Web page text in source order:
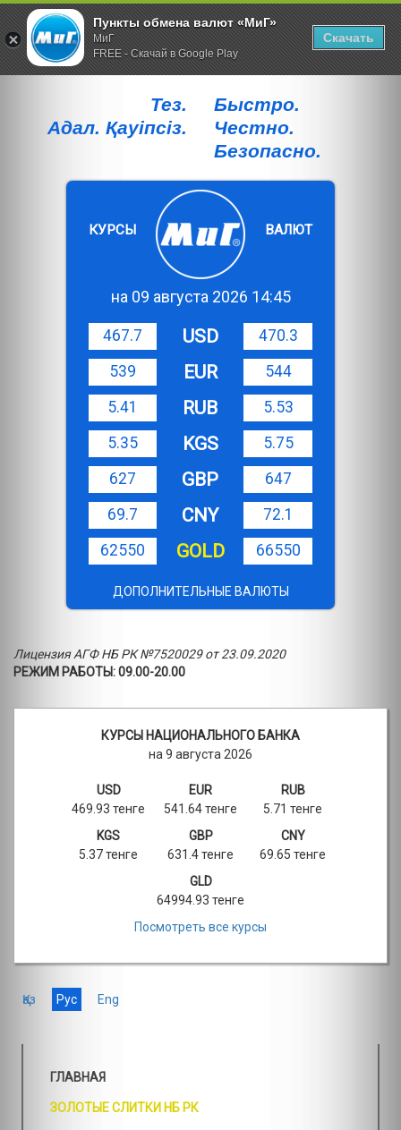
Тез.
Адал. Қауiпсiз.
Быстро.
Честно.
Безопасно.
КУРСЫ ВАЛЮТ
на 09 августа 2026 14:45
467.7 USD
470.3
539
EUR
544
5.41
RUB
5.53
5.35
KGS
5.75
627
GBP
647
69.7
CNY
72.1
62550
GOLD 66550
ДОПОЛНИТЕЛЬНЫЕ ВАЛЮТЫ
Лицензия АГФ НБ РК №7520029 от 23.09.2020
РЕЖИМ РАБОТЫ: 09.00-20.00
КУРСЫ НАЦИОНАЛЬНОГО БАНКА
на 9 августа 2026
USD
469.93 тенге
EUR
541.64 тенге
RUB
5.71 тенге
KGS
5.37 тенге
GBP
631.4 тенге
CNY
69.65 тенге
GLD
64994.93 тенге
Посмотреть все курсы
Қаз Рус Eng
ГЛАВНАЯ
ЗОЛОТЫЕ СЛИТКИ НБ РК
Пункты обмена валют «МиГ»
МиГ
FREE - Скачай в Google Play
Скачать